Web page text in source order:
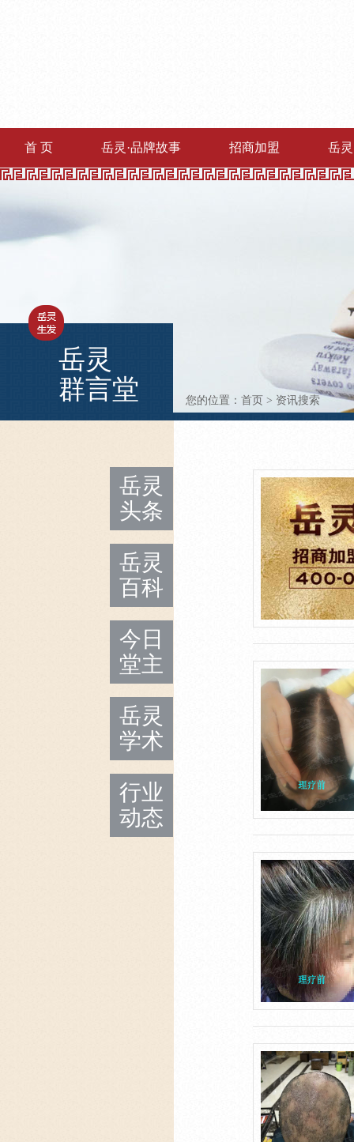
首 页 岳灵·品牌故事 招商加盟 岳
岳灵
群言堂
您的位置： 首页 > 资讯搜索
岳灵
头条
岳灵
百科
今日
堂主
岳灵
学术
行业
动态